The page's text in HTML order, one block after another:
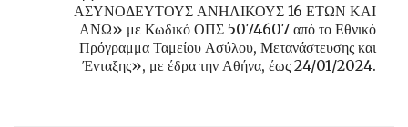
ΑΣΥΝΟΔΕΥΤΟΥΣ ΑΝΗΛΙΚΟΥΣ 16 ΕΤΩΝ ΚΑΙ
ΑΝΩ» με Κωδικό ΟΠΣ 5074607 από το Εθνικό
Πρόγραμμα Ταμείου Ασύλου, Μετανάστευσης και
Ένταξης», με έδρα την Αθήνα, έως 24/01/2024.